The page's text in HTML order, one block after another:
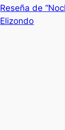
Reseña de
Elizondo